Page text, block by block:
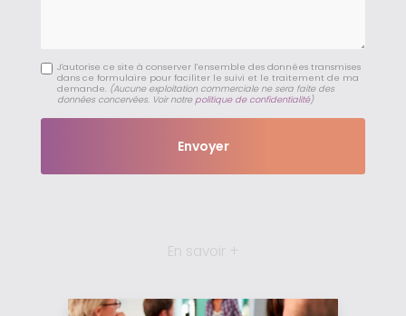
J'autorise ce site à conserver l'ensemble des données transmises
dans ce formulaire pour faciliter le suivi et le traitement de ma
demande. (Aucune exploitation commerciale ne sera faite des
données concervées. Voir notre politique de confidentialité)
En savoir +